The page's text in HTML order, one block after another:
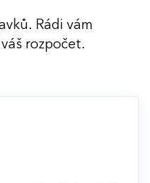
Rádi vám
rozpočet.